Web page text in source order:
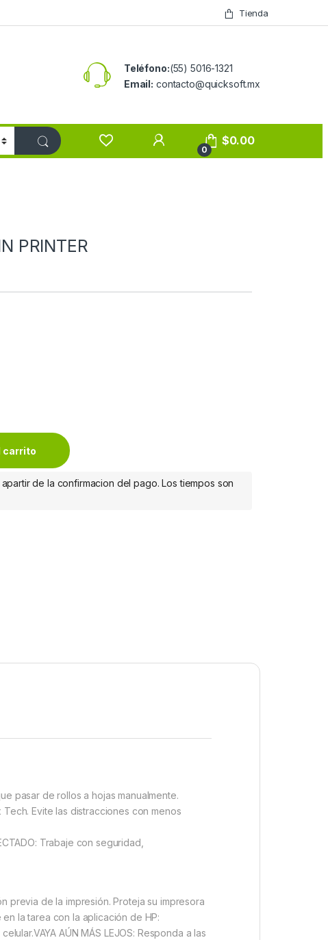
Tienda
Teléfono:(55) 5016-1321
Email: contacto@quicksoft.mx
0
$0.00
PRINTER
carrito
de la confirmacion del pago. Los tiempos son
pasar de rollos a hojas manualmente.
Evite las distracciones con menos
de 130/300 ml.
previa de la impresión. Proteja su impresora
la tarea con la aplicación de HP:
AÚN MÁS LEJOS: Responda a las